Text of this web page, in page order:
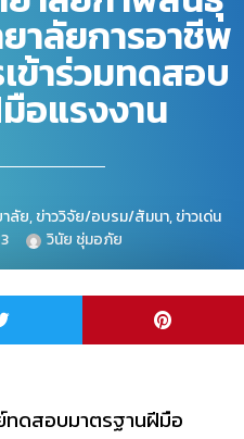
าลัยการอาชีพ
ข้าร่วมทดสอบ
อแรงงาน
ลัย,ข่าววิจัย/อบรม/สัมนา,ข่าวเด่น
วินัย ชุ่มอภัย
ทดสอบมาตรฐานฝีมือ